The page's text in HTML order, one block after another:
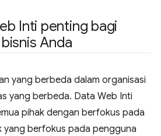
Inti penting bagi
Anda
yang berbeda dalam organisasi
yang berbeda. Data Web Inti
pihak dengan berfokus pada
yang berfokus pada pengguna